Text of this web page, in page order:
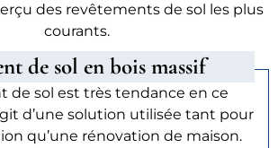
des revêtements de sol les plus
courants.
de sol en bois massif
de sol est très tendance en ce
d’une solution utilisée tant pour
qu’une rénovation de maison.